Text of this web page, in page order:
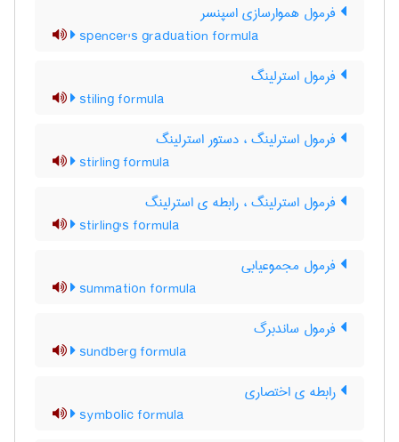
فرمول هموارسازی اسپنسر
spencer's graduation formula
فرمول استرلینگ
stiling formula
فرمول استرلینگ ، دستور استرلینگ
stirling formula
فرمول استرلینگ ، رابطه ی استرلینگ
stirling's formula
فرمول مجموعیابی
summation formula
فرمول ساندبرگ
sundberg formula
رابطه ی اختصاری
symbolic formula